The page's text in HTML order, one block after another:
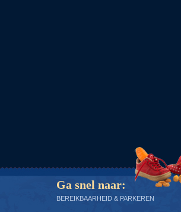
Ga snel naar:
BEREIKBAARHEID & PARKEREN